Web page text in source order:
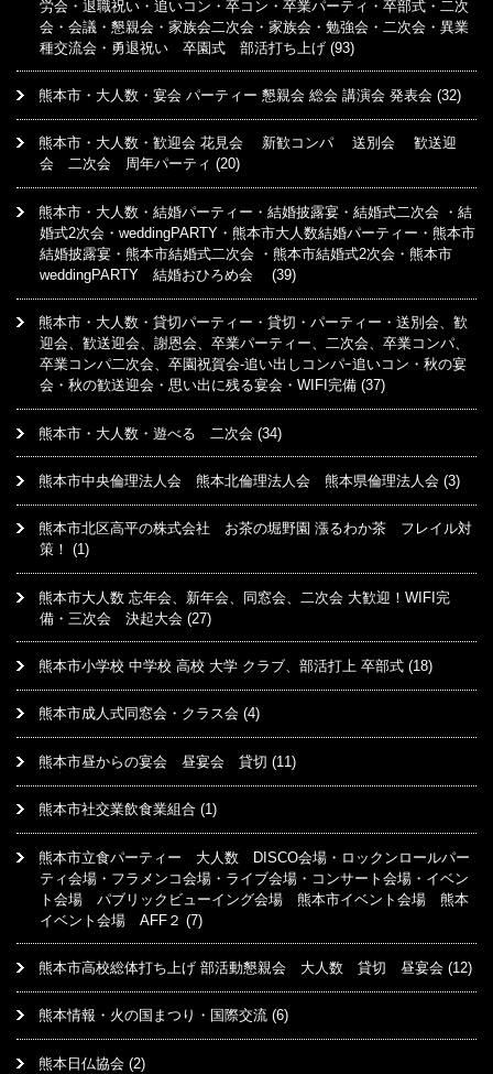
労会・退職祝い・追いコン・卒コン・卒業パーティ・卒部式・二次
会・会議・懇親会・家族会二次会・家族会・勉強会・二次会・異業
種交流会・勇退祝い 卒園式 部活打ち上げ (93)
熊本市・大人数・宴会 パーティー 懇親会 総会 講演会 発表会 (32)
熊本市・大人数・歓迎会 花見会 新歓コンパ 送別会 歓送迎
会 二次会 周年パーティ (20)
熊本市・大人数・結婚パーティー・結婚披露宴・結婚式二次会 ・結
婚式2次会・weddingPARTY・熊本市大人数結婚パーティー・熊本市
結婚披露宴・熊本市結婚式二次会 ・熊本市結婚式2次会・熊本市
weddingPARTY 結婚おひろめ会 (39)
熊本市・大人数・貸切パーティー・貸切・パーティー・送別会、歓
迎会、歓送迎会、謝恩会、卒業パーティー、二次会、卒業コンパ、
卒業コンパ二次会、卒園祝賀会-追い出しコンパｰ追いコン・秋の宴
会・秋の歓送迎会・思い出に残る宴会・WIFI完備 (37)
熊本市・大人数・遊べる 二次会 (34)
熊本市中央倫理法人会 熊本北倫理法人会 熊本県倫理法人会 (3)
熊本市北区高平の株式会社 お茶の堀野園 漲るわか茶 フレイル対
策！ (1)
熊本市大人数 忘年会、新年会、同窓会、二次会 大歓迎！WIFI完
備・三次会 決起大会 (27)
熊本市小学校 中学校 高校 大学 クラブ、部活打上 卒部式 (18)
熊本市成人式同窓会・クラス会 (4)
熊本市昼からの宴会 昼宴会 貸切 (11)
熊本市社交業飲食業組合 (1)
熊本市立食パーティー 大人数 DISCO会場・ロックンロールパー
ティ会場・フラメンコ会場・ライブ会場・コンサート会場・イベン
ト会場 パブリックビューイング会場 熊本市イベント会場 熊本
イベント会場 AFF２ (7)
熊本市高校総体打ち上げ 部活動懇親会 大人数 貸切 昼宴会 (12)
熊本情報・火の国まつり・国際交流 (6)
熊本日仏協会 (2)